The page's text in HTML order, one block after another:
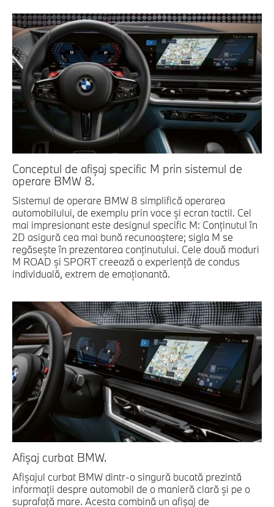
Conceptul de afişaj specific M prin sistemul de
operare BMW 8.
Sistemul de operare BMW 8 simplifică operarea
automobilului, de exemplu prin voce şi ecran tactil. Cel
mai impresionant este designul specific M: Conţinutul în
2D asigură cea mai bună recunoaştere; sigla M se
regăseşte în prezentarea conţinutului. Cele două moduri
M ROAD şi SPORT creează o experienţă de condus
individuală, extrem de emoţionantă.
Afişaj curbat BMW.
Afişajul curbat BMW dintr-o singură bucată prezintă
informaţii despre automobil de o manieră clară şi pe o
suprafaţă mare. Acesta combină un afişaj de